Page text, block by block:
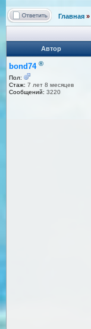
Главная »
Автор
bond74 ®
Пол:
Стаж: 7 лет 8 месяцев
Сообщений: 3220